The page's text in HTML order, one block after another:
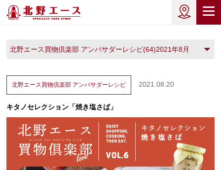
北野エース買物倶楽部 アンバサダーレシピ(64)2021年8月
北野エース買物倶楽部 アンバサダーレシピ 2021.08.20
キタノセレクション「焼き塩さば」